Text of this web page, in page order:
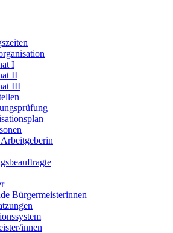
I
II
III
Bürgermeisterinnen
innen